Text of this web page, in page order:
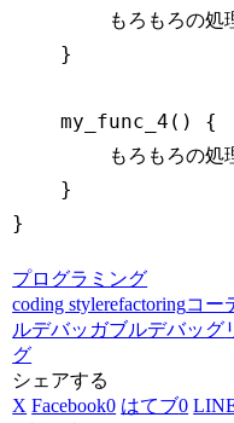
もろもろの処
    }
    my_func_4() {
もろもろの処
    }
}
プログラミング
coding stylerefactoringコー
ルデバッガブルデバッグ
グ
シェアする
X Facebook0 はてブ0